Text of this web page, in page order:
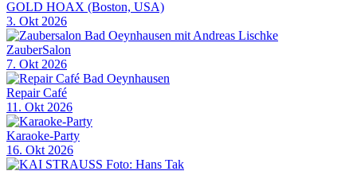
GOLD HOAX (Boston, USA)
3. Okt 2026
ZauberSalon
7. Okt 2026
Repair Café
11. Okt 2026
Karaoke-Party
16. Okt 2026